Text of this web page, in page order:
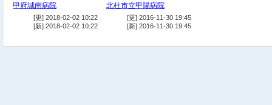
甲府城南病院
[更] 2018-02-02 10:22
[新] 2018-02-02 10:22
北杜市立甲陽病院
[更] 2016-11-30 19:45
[新] 2016-11-30 19:45